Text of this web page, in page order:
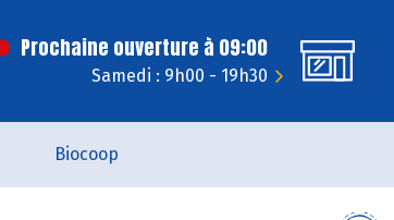
Prochaine ouverture à 09:00
Samedi : 9h00 - 19h30
Biocoop